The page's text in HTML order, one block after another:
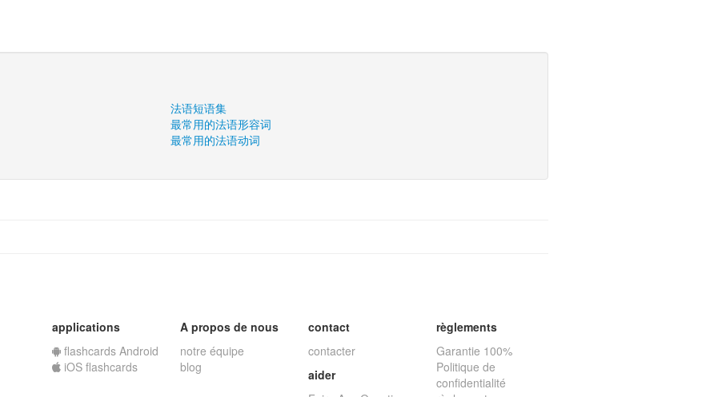
法语短语集
最常用的法语形容词
最常用的法语动词
applications
flashcards Android
iOS flashcards
A propos de nous
notre équipe
blog
contact
contacter
aider
règlements
Garantie 100%
Politique de
confidentialité